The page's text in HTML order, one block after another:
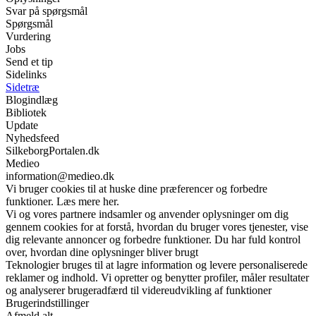
Svar på spørgsmål
Spørgsmål
Vurdering
Jobs
Send et tip
Sidelinks
Sidetræ
Blogindlæg
Bibliotek
Update
Nyhedsfeed
SilkeborgPortalen.dk
Medieo
information@medieo.dk
Vi bruger cookies til at huske dine præferencer og forbedre
funktioner. Læs mere her.
Vi og vores partnere indsamler og anvender oplysninger om dig
gennem cookies for at forstå, hvordan du bruger vores tjenester, vise
dig relevante annoncer og forbedre funktioner. Du har fuld kontrol
over, hvordan dine oplysninger bliver brugt
Teknologier bruges til at lagre information og levere personaliserede
reklamer og indhold. Vi opretter og benytter profiler, måler resultater
og analyserer brugeradfærd til videreudvikling af funktioner
Brugerindstillinger